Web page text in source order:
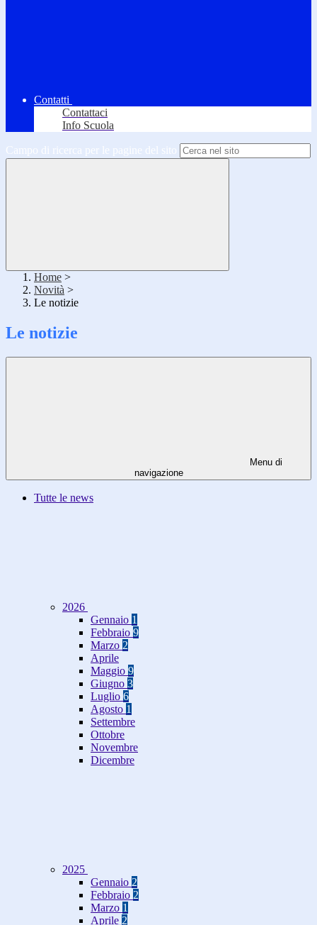
Contatti
Contattaci
Info Scuola
Campo di ricerca per le pagine del sito
Home >
Novità >
Le notizie
Le notizie
Menu di
navigazione
Tutte le news
2026
Gennaio 1
Febbraio 9
Marzo 2
Aprile
Maggio 9
Giugno 3
Luglio 6
Agosto 1
Settembre
Ottobre
Novembre
Dicembre
2025
Gennaio 2
Febbraio 2
Marzo 1
Aprile 2